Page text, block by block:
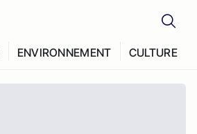
ENVIRONNEMENT CULTURE